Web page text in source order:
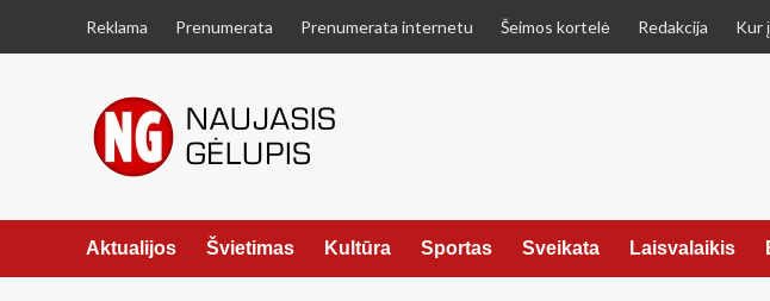
Reklama Prenumerata Prenumerata internetu Šeimos kortelė Redakcija Kur
Aktualijos Švietimas Kultūra Sportas Sveikata Laisvalaikis